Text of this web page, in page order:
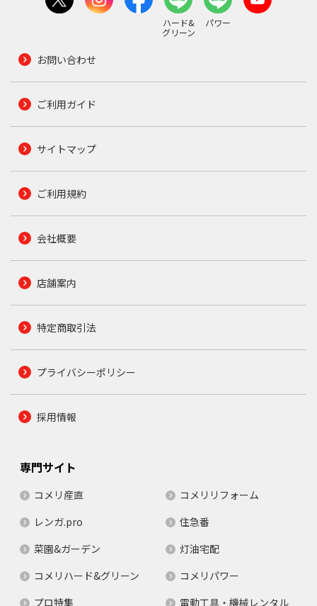
ハード&
グリーン
パワー
お問い合わせ
ご利用ガイド
サイトマップ
ご利用規約
会社概要
店舗案内
特定商取引法
プライバシーポリシー
採用情報
専門サイト
コメリ産直
コメリリフォーム
レンガ.pro
住急番
菜園&ガーデン
灯油宅配
コメリハード&グリーン
コメリパワー
プロ特集
電動工具・機械レンタル